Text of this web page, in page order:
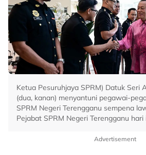
Ketua Pesuruhjaya SPRM) Datuk Seri
(dua, kanan) menyantuni pegawai-
SPRM Negeri Terengganu sempena
Pejabat SPRM Negeri Terengganu
Advertisement